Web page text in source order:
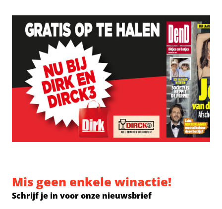
Mis geen enkele winactie!
Schrijf je in voor onze nieuwsbrief